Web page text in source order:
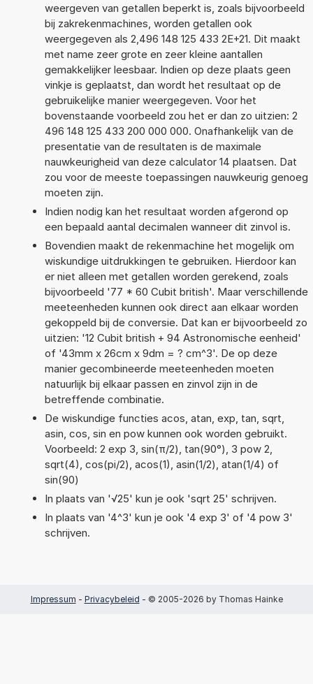
weergeven van getallen beperkt is, zoals bijvoorbeeld
bij zakrekenmachines, worden getallen ook
weergegeven als 2,496 148 125 433 2E+21. Dit maakt
met name zeer grote en zeer kleine aantallen
gemakkelijker leesbaar. Indien op deze plaats geen
vinkje is geplaatst, dan wordt het resultaat op de
gebruikelijke manier weergegeven. Voor het
bovenstaande voorbeeld zou het er dan zo uitzien: 2
496 148 125 433 200 000 000. Onafhankelijk van de
presentatie van de resultaten is de maximale
nauwkeurigheid van deze calculator 14 plaatsen. Dat
zou voor de meeste toepassingen nauwkeurig genoeg
moeten zijn.
Indien nodig kan het resultaat worden afgerond op
een bepaald aantal decimalen wanneer dit zinvol is.
Bovendien maakt de rekenmachine het mogelijk om
wiskundige uitdrukkingen te gebruiken. Hierdoor kan
er niet alleen met getallen worden gerekend, zoals
bijvoorbeeld '77 * 60 Cubit british'. Maar verschillende
meeteenheden kunnen ook direct aan elkaar worden
gekoppeld bij de conversie. Dat kan er bijvoorbeeld zo
uitzien: '12 Cubit british + 94 Astronomische eenheid'
of '43mm x 26cm x 9dm = ? cm^3'. De op deze
manier gecombineerde meeteenheden moeten
natuurlijk bij elkaar passen en zinvol zijn in de
betreffende combinatie.
De wiskundige functies acos, atan, exp, tan, sqrt,
asin, cos, sin en pow kunnen ook worden gebruikt.
Voorbeeld: 2 exp 3, sin(π/2), tan(90°), 3 pow 2,
sqrt(4), cos(pi/2), acos(1), asin(1/2), atan(1/4) of
sin(90)
In plaats van '√25' kun je ook 'sqrt 25' schrijven.
In plaats van '4^3' kun je ook '4 exp 3' of '4 pow 3'
schrijven.
Impressum - Privacybeleid - © 2005-2026 by Thomas Hainke